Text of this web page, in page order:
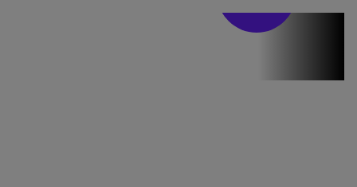
Stirile PRO TV